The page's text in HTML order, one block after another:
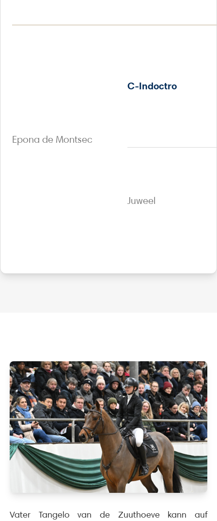
Epona de Montsec
C-Indoctro
Juweel
Vater Tangelo van de Zuuthoeve kann auf